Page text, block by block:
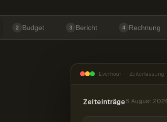
2 Budget 3 Bericht 4 Rechnung
Everhour — Zeiterfassung
Zeiteinträge8. August